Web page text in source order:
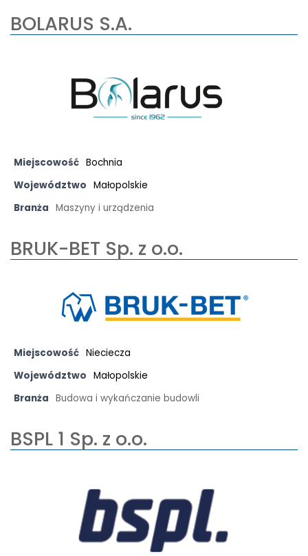
BOLARUS S.A.
Miejscowość Bochnia
Województwo Małopolskie
Branża Maszyny i urządzenia
BRUK-BET Sp. z o.o.
Miejscowość Nieciecza
Województwo Małopolskie
Branża Budowa i wykańczanie budowli
BSPL 1 Sp. z o.o.